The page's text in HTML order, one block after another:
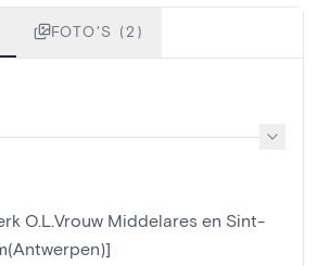
FOTO'S (2)
O.L.Vrouw Middelares en Sint-